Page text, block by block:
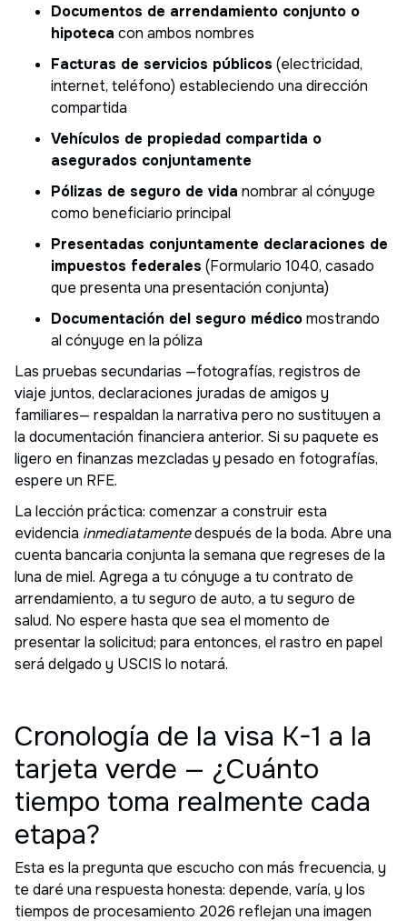
Documentos de arrendamiento conjunto o
hipoteca con ambos nombres
Facturas de servicios públicos (electricidad,
internet, teléfono) estableciendo una dirección
compartida
Vehículos de propiedad compartida o
asegurados conjuntamente
Pólizas de seguro de vida nombrar al cónyuge
como beneficiario principal
Presentadas conjuntamente declaraciones de
impuestos federales (Formulario 1040, casado
que presenta una presentación conjunta)
Documentación del seguro médicomostrando
al cónyuge en la póliza
Las pruebas secundarias —fotografías, registros de
viaje juntos, declaraciones juradas de amigos y
familiares— respaldan la narrativa pero no sustituyen a
la documentación financiera anterior. Si su paquete es
ligero en finanzas mezcladas y pesado en fotografías,
espere un RFE.
La lección práctica: comenzar a construir esta
evidencia inmediatamentedespués de la boda. Abre una
cuenta bancaria conjunta la semana que regreses de la
luna de miel. Agrega a tu cónyuge a tu contrato de
arrendamiento, a tu seguro de auto, a tu seguro de
salud. No espere hasta que sea el momento de
presentar la solicitud; para entonces, el rastro en papel
será delgado y USCIS lo notará.
Cronología de la visa K-1 a la
tarjeta verde — ¿Cuánto
tiempo toma realmente cada
etapa?
Esta es la pregunta que escucho con más frecuencia, y
te daré una respuesta honesta: depende, varía, y los
tiempos de procesamiento 2026 reflejan una imagen